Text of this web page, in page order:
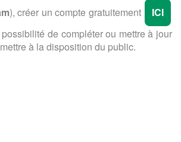
), créer un compte gratuitement
ICI
de compléter ou mettre à jour
à la disposition du public.